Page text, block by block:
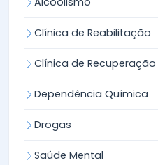
Clínica de Reabilitação
Clínica de Recuperação
Dependência Química
Drogas
Saúde Mental